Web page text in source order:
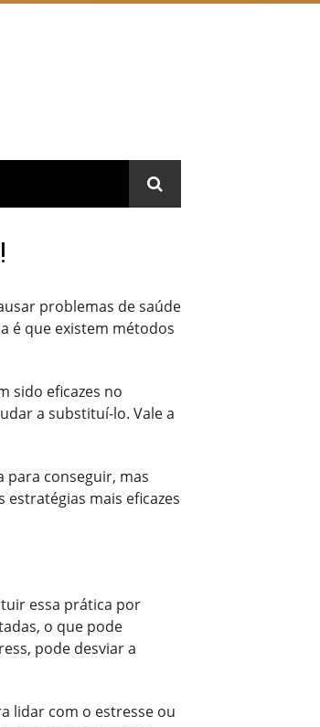
problemas de saúde
é que existem métodos
sido eficazes no
a substituí-lo. Vale a
conseguir, mas
estratégias mais eficazes
essa prática por
o que pode
pode desviar a
lidar com o estresse ou